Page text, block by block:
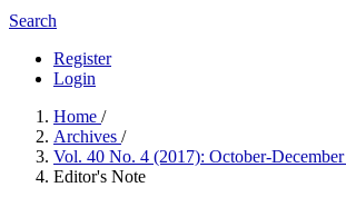
Search
Register
Login
Home /
Archives /
Vol. 40 No. 4 (2017): October-December
Editor's Note